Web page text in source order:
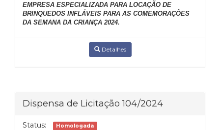
EMPRESA ESPECIALIZADA PARA LOCAÇÃO DE
BRINQUEDOS INFLÁVEIS PARA AS COMEMORAÇÕES
DA SEMANA DA CRIANÇA 2024.
Detalhes
Dispensa de Licitação 104/2024
Status: Homologada